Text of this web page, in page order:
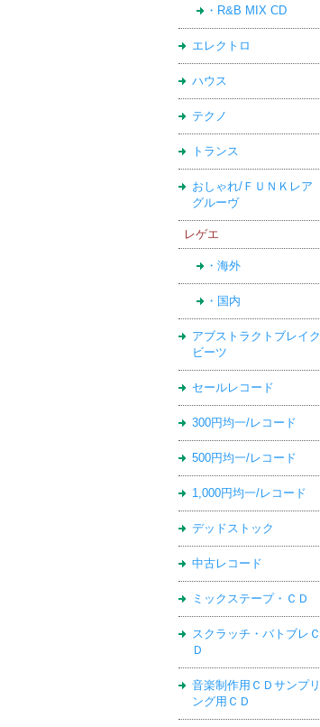
・R&B MIX CD
エレクトロ
ハウス
テクノ
トランス
おしゃれ/ＦＵＮＫレア
グルーヴ
レゲエ
・海外
・国内
アブストラクトブレイク
ビーツ
セールレコード
300円均一/レコード
500円均一/レコード
1,000円均一/レコード
デッドストック
中古レコード
ミックステープ・ＣＤ
スクラッチ・バトブレＣ
Ｄ
音楽制作用ＣＤサンプリ
ング用ＣＤ